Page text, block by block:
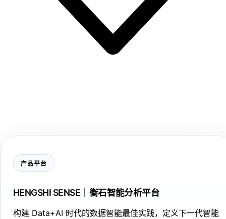
产品平台
HENGSHI SENSE｜衡石智能分析平台
构建 Data+AI 时代的数据智能最佳实践，定义下一代智能